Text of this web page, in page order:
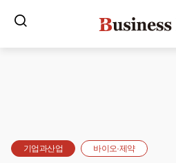
기업과산업 바이오·제약